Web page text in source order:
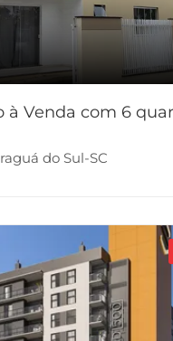
Venda com 6
do Sul-SC